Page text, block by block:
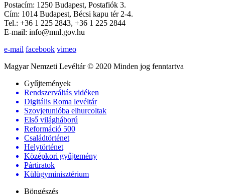
Postacím: 1250 Budapest, Postafiók 3.
Cím: 1014 Budapest, Bécsi kapu tér 2-4.
Tel.: +36 1 225 2843, +36 1 225 2844
E-mail: info@mnl.gov.hu
e-mail facebook vimeo
Magyar Nemzeti Levéltár © 2020 Minden jog fenntartva
Gyűjtemények
Rendszerváltás vidéken
Digitális Roma levéltár
Szovjetunióba elhurcoltak
Első világháború
Reformáció 500
Családtörténet
Helytörténet
Középkori gyűjtemény
Pártiratok
Külügyminisztérium
Böngészés